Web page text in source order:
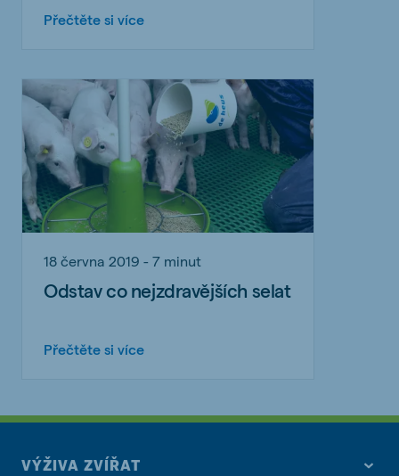
Přečtěte si více
18 června 2019 - 7 minut
Odstav co nejzdravějších selat
Přečtěte si více
VÝŽIVA ZVÍŘAT